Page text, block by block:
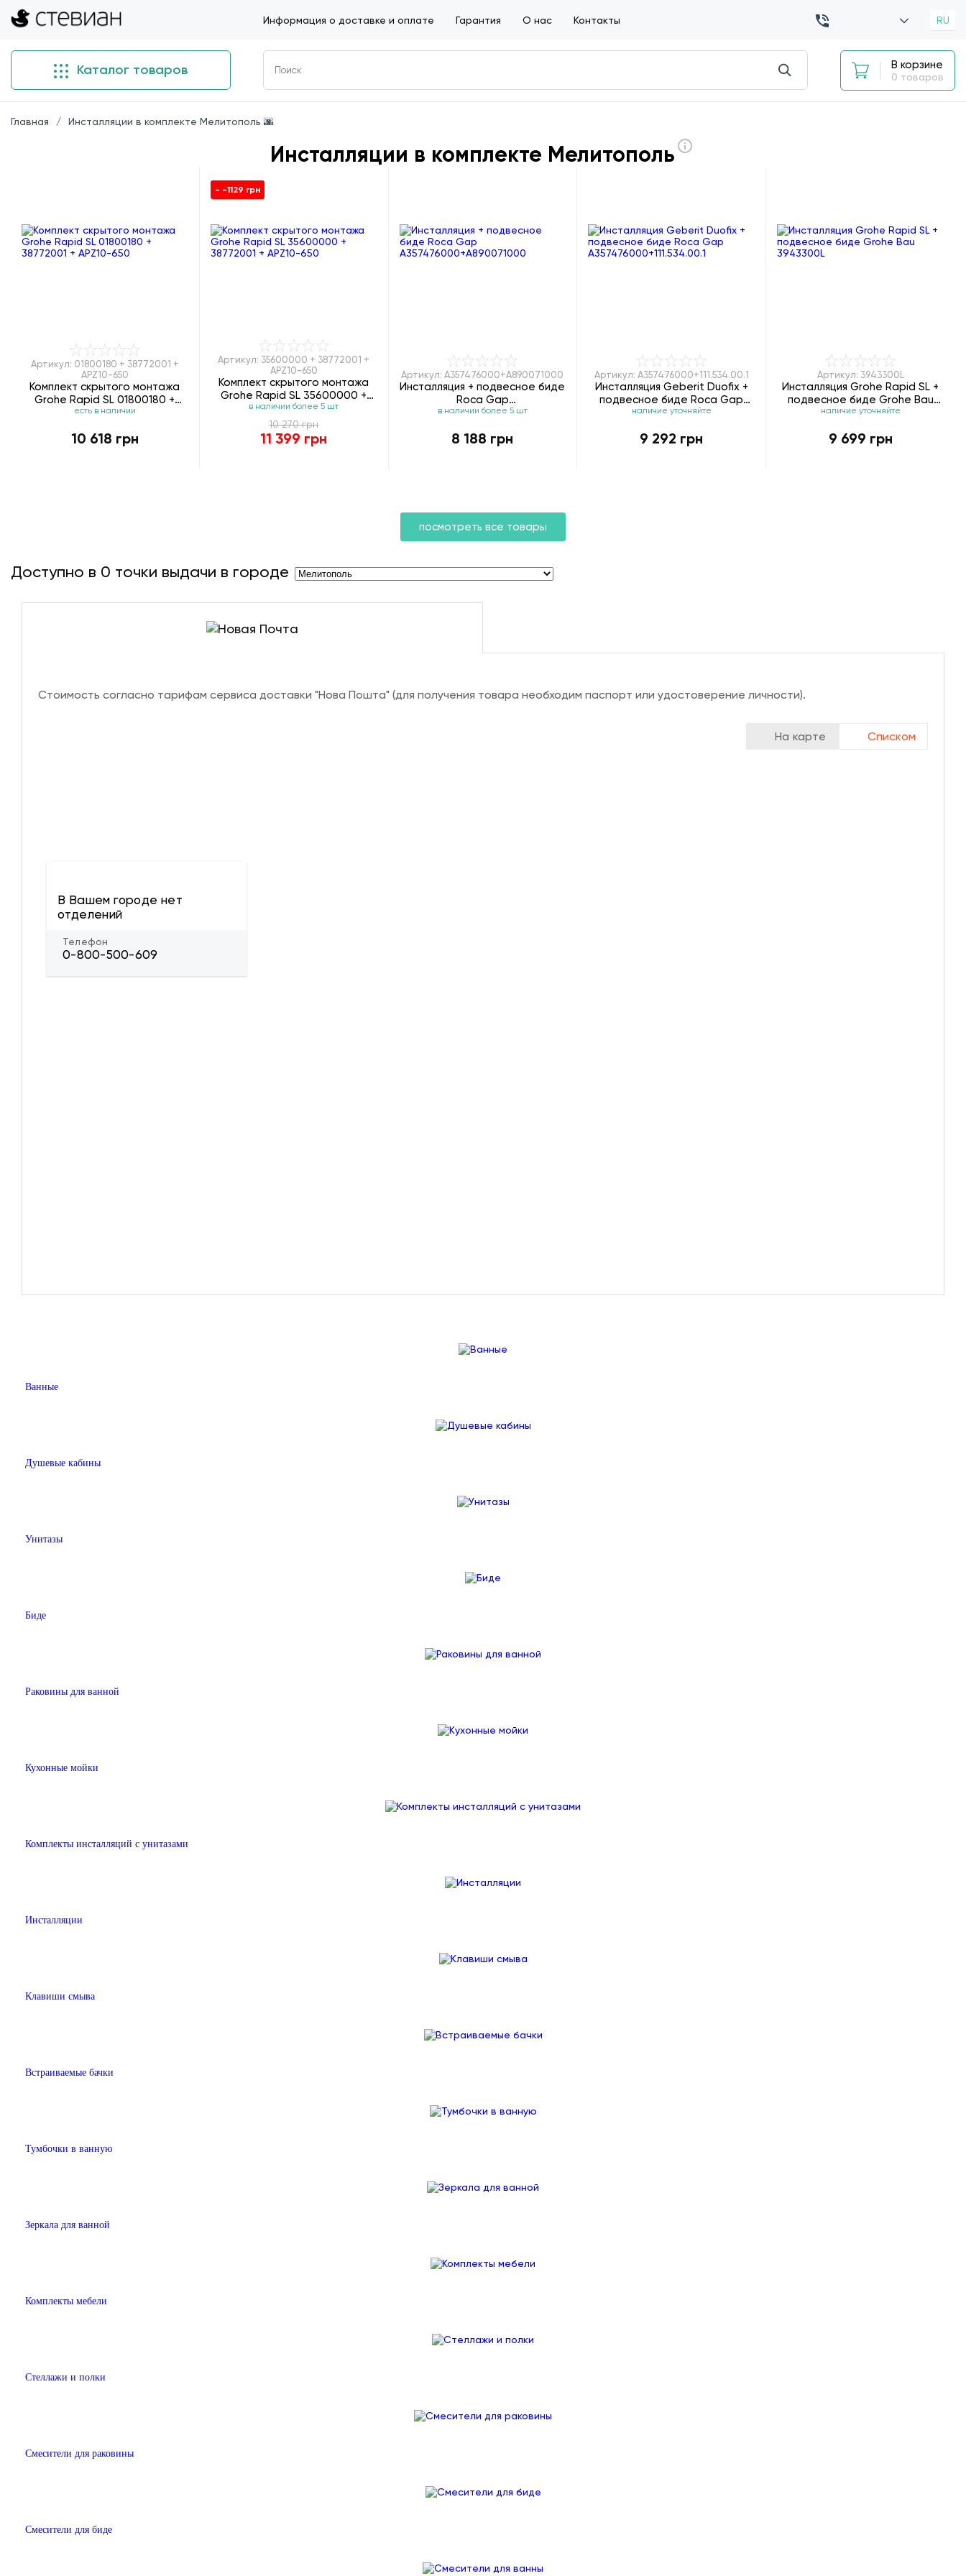
Информация о доставке и оплате Гарантия О нас Контакты RU
Каталог товаров В корзине
0 товаров
Главная Инсталляции в комплекте Мелитополь 🌆
Инсталляции в комплекте Мелитополь
Артикул: 01800180 + 38772001 +
APZ10-650
Комплект скрытого монтажа
Grohe Rapid SL 01800180 +
38772001 + APZ10-650
есть в наличии
10 618 грн
- -1129 грн
Артикул: 35600000 + 38772001 +
APZ10-650
Комплект скрытого монтажа
Grohe Rapid SL 35600000 +
38772001 + APZ10-650
в наличии более 5 шт
10 270 грн
11 399 грн
Артикул: A357476000+A890071000
Инсталляция + подвесное биде
Roca Gap
A357476000+A890071000
в наличии более 5 шт
8 188 грн
Артикул: A357476000+111.534.00.1
Инсталляция Geberit Duofix +
подвесное биде Roca Gap
A357476000+111.534.00.1
наличие уточняйте
9 292 грн
Артикул: 3943300L
Инсталляция Grohe Rapid SL +
подвесное биде Grohe Bau
3943300L
наличие уточняйте
9 699 грн
посмотреть все товары
Доступно в 0 точки выдачи в городе
Стоимость согласно тарифам сервиса доставки "Нова Пошта" (для получения товара необходим паспорт или удостоверение личности).
На карте Списком
В Вашем городе нет
отделений
Телефон
0-800-500-609
Ванные
Душевые кабины
Унитазы
Биде
Раковины для ванной
Кухонные мойки
Комплекты инсталляций с унитазами
Инсталляции
Клавиши смыва
Встраиваемые бачки
Тумбочки в ванную
Зеркала для ванной
Комплекты мебели
Стеллажи и полки
Смесители для раковины
Смесители для биде